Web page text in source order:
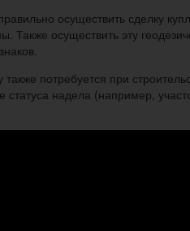
осуществить сделку
Также осуществить эту
также потребуется при
статуса надела (например,